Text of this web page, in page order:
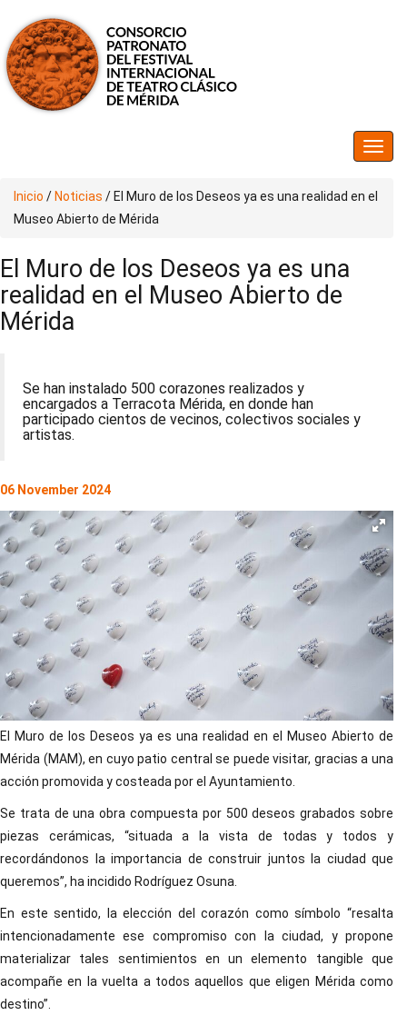
Inicio / Noticias / El Muro de los Deseos ya es una realidad en el
Museo Abierto de Mérida
El Muro de los Deseos ya es una
realidad en el Museo Abierto de
Mérida
Se han instalado 500 corazones realizados y
encargados a Terracota Mérida, en donde han
participado cientos de vecinos, colectivos sociales y
artistas.
06 November 2024
El Muro de los Deseos ya es una realidad en el Museo Abierto de
Mérida (MAM), en cuyo patio central se puede visitar, gracias a una
acción promovida y costeada por el Ayuntamiento.
Se trata de una obra compuesta por 500 deseos grabados sobre
piezas cerámicas, “situada a la vista de todas y todos y
recordándonos la importancia de construir juntos la ciudad que
queremos”, ha incidido Rodríguez Osuna.
En este sentido, la elección del corazón como símbolo “resalta
intencionadamente ese compromiso con la ciudad, y propone
materializar tales sentimientos en un elemento tangible que
acompañe en la vuelta a todos aquellos que eligen Mérida como
destino”.